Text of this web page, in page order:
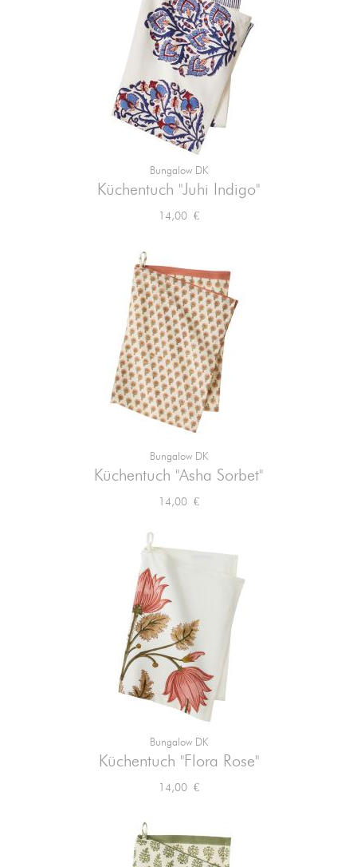
Bungalow DK
Küchentuch "Juhi Indigo"
Preis
14,00 €
Bungalow DK
Küchentuch "Asha Sorbet"
Preis
14,00 €
Bungalow DK
Küchentuch "Flora Rose"
Preis
14,00 €